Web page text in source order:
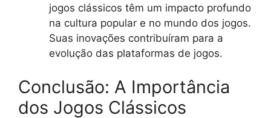
jogos clássicos têm um impacto profundo
na cultura popular e no mundo dos jogos.
Suas inovações contribuíram para a
evolução das plataformas de jogos.
Conclusão: A Importância
dos Jogos Clássicos